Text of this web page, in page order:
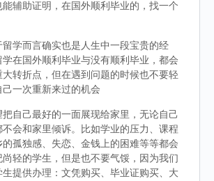
能辅助证明，在国外顺利毕业的，找一个
留学而言确实也是人生中一段宝贵的经
学在国外顺利毕业与没有顺利毕业，都会
转折点，但在遇到问题的时候也不要轻
一次重新来过的机会
自己最好的一面展现给家里，无论自己
不会和家里倾诉。比如学业的压力、课程
孤独感、失恋、金钱上的困难等等都会
尚轻的学生，但是也不要气馁，因为我们
提供办理：文凭购买、毕业证购买、大